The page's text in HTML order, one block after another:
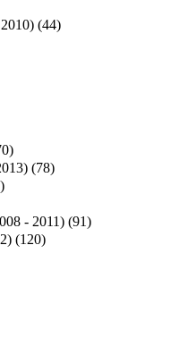
(44)
)
(78)
)
- 2011) (91)
(120)